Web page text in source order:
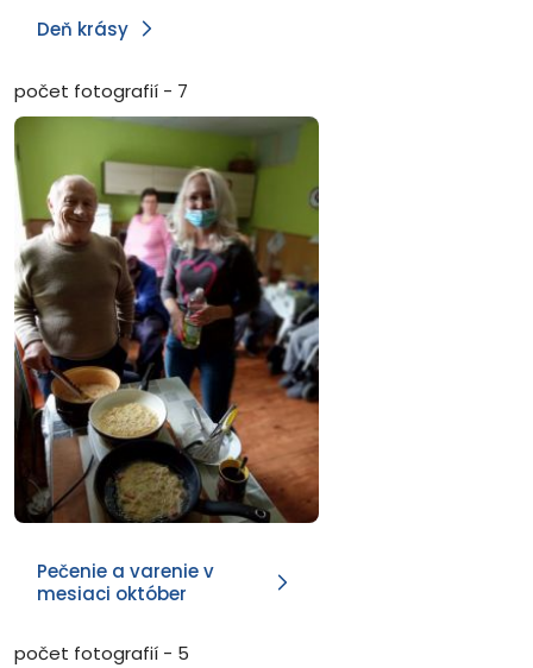
Deň krásy
počet fotografií - 7
Pečenie a varenie v
mesiaci október
počet fotografií - 5